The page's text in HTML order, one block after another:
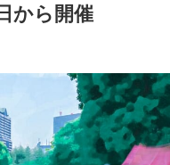
から開催